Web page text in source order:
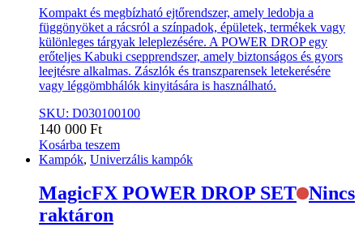
Kompakt és megbízható ejtőrendszer, amely ledobja a
függönyöket a rácsról a színpadok, épületek, termékek vagy
különleges tárgyak leleplezésére. A POWER DROP egy
erőteljes Kabuki csepprendszer, amely biztonságos és gyors
leejtésre alkalmas. Zászlók és transzparensek letekerésére
vagy léggömbhálók kinyitására is használható.
SKU: D030100100
140 000 Ft
Kosárba teszem
Kampók, Univerzális kampók
MagicFX POWER DROP SET Nincs
raktáron